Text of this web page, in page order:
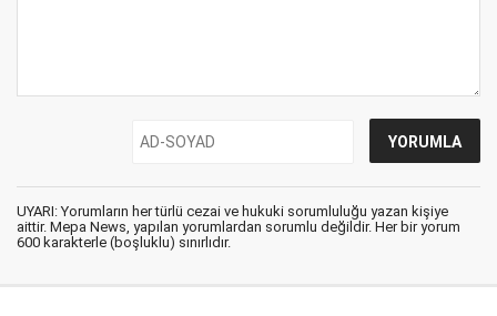
UYARI: Yorumların her türlü cezai ve hukuki sorumluluğu yazan kişiye
aittir. Mepa News, yapılan yorumlardan sorumlu değildir. Her bir yorum
600 karakterle (boşluklu) sınırlıdır.